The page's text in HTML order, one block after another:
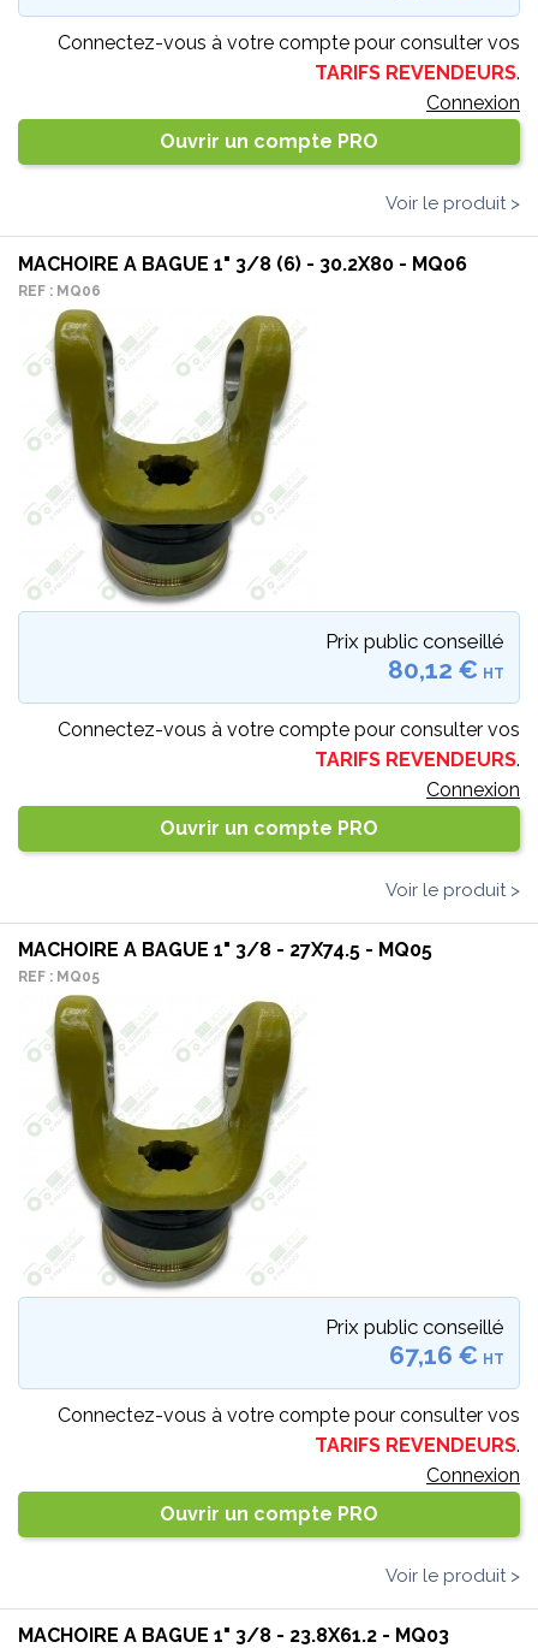
Connectez-vous à votre compte pour consulter vos
TARIFS REVENDEURS.
Connexion
Ouvrir un compte PRO
Voir le produit >
MACHOIRE A BAGUE 1" 3/8 (6) - 30.2X80 - MQ06
REF : MQ06
Prix public conseillé
80,12 € HT
Connectez-vous à votre compte pour consulter vos
TARIFS REVENDEURS.
Connexion
Ouvrir un compte PRO
Voir le produit >
MACHOIRE A BAGUE 1" 3/8 - 27X74.5 - MQ05
REF : MQ05
Prix public conseillé
67,16 € HT
Connectez-vous à votre compte pour consulter vos
TARIFS REVENDEURS.
Connexion
Ouvrir un compte PRO
Voir le produit >
MACHOIRE A BAGUE 1" 3/8 - 23.8X61.2 - MQ03